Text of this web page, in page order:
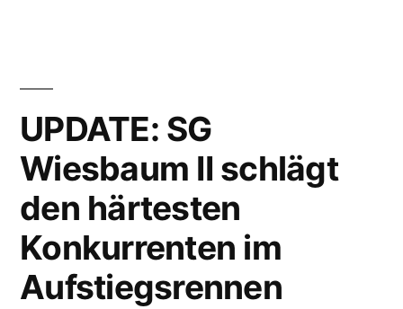
Aufstieg
UPDATE: SG
Wiesbaum II schlägt
den härtesten
Konkurrenten im
Aufstiegsrennen